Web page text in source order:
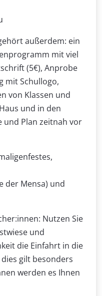
außerdem: ein
mit viel
(5€), Anprobe
mit Schullogo,
von Klassen und
und in den
und Plan zeitnah vor
der Mensa) und
Nutzen Sie
und
die Einfahrt in die
dies gilt besonders
werden es Ihnen